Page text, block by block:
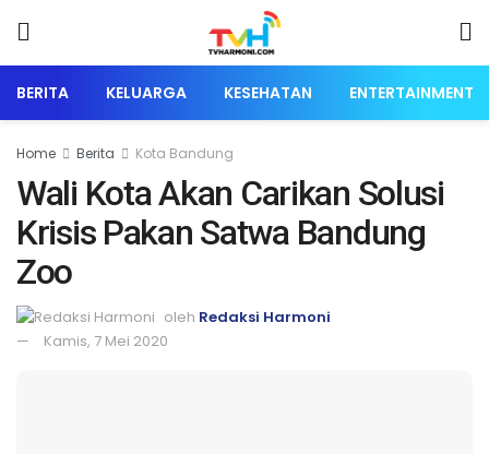
BERITA KELUARGA KESEHATAN ENTERTAINMENT
Home Berita Kota Bandung
Wali Kota Akan Carikan Solusi
Krisis Pakan Satwa Bandung
Zoo
oleh Redaksi Harmoni
Kamis, 7 Mei 2020